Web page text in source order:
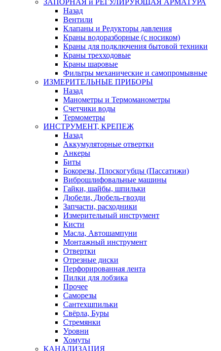
Назад
Вентили
Клапаны и Редукторы давления
Краны водоразборные (с носиком)
Краны для подключения бытовой техники
Краны трехходовые
Краны шаровые
Фильтры механические и самопромывные
ИЗМЕРИТЕЛЬНЫЕ ПРИБОРЫ
Назад
Манометры и Термоманометры
Счетчики воды
Термометры
ИНСТРУМЕНТ, КРЕПЕЖ
Назад
Аккумуляторные отвертки
Анкеры
Биты
Бокорезы, Плоскогубцы (Пассатижи)
Виброшлифовальные машины
Гайки, шайбы, шпильки
Дюбели, Дюбель-гвозди
Запчасти, расходники
Измерительный инструмент
Кисти
Масла, Автошампуни
Монтажный инструмент
Отвертки
Отрезные диски
Перфорированная лента
Пилки для лобзика
Прочее
Саморезы
Сантехшпильки
Свёрла, Буры
Стремянки
Уровни
Хомуты
КАНАЛИЗАЦИЯ